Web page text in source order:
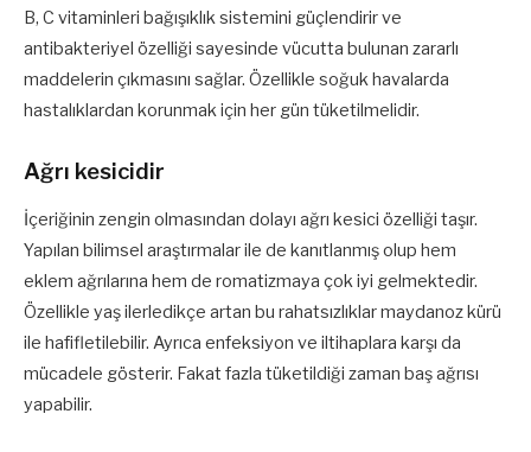
B, C vitaminleri bağışıklık sistemini güçlendirir ve
antibakteriyel özelliği sayesinde vücutta bulunan zararlı
maddelerin çıkmasını sağlar. Özellikle soğuk havalarda
hastalıklardan korunmak için her gün tüketilmelidir.
Ağrı kesicidir
İçeriğinin zengin olmasından dolayı ağrı kesici özelliği taşır.
Yapılan bilimsel araştırmalar ile de kanıtlanmış olup hem
eklem ağrılarına hem de romatizmaya çok iyi gelmektedir.
Özellikle yaş ilerledikçe artan bu rahatsızlıklar maydanoz kürü
ile hafifletilebilir. Ayrıca enfeksiyon ve iltihaplara karşı da
mücadele gösterir. Fakat fazla tüketildiği zaman baş ağrısı
yapabilir.